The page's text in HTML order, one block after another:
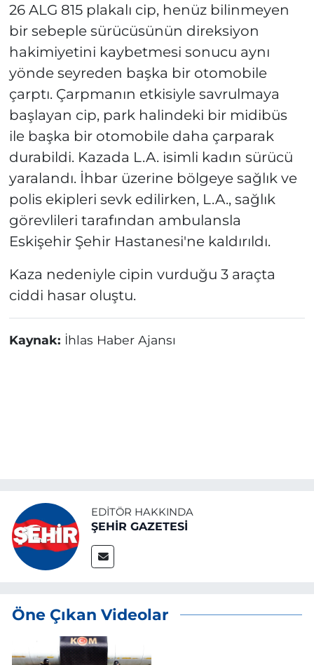
26 ALG 815 plakalı cip, henüz bilinmeyen
bir sebeple sürücüsünün direksiyon
hakimiyetini kaybetmesi sonucu aynı
yönde seyreden başka bir otomobile
çarptı. Çarpmanın etkisiyle savrulmaya
başlayan cip, park halindeki bir midibüs
ile başka bir otomobile daha çarparak
durabildi. Kazada L.A. isimli kadın sürücü
yaralandı. İhbar üzerine bölgeye sağlık ve
polis ekipleri sevk edilirken, L.A., sağlık
görevlileri tarafından ambulansla
Eskişehir Şehir Hastanesi'ne kaldırıldı.
Kaza nedeniyle cipin vurduğu 3 araçta
ciddi hasar oluştu.
Kaynak: İhlas Haber Ajansı
EDITÖR HAKKINDA
ŞEHİR GAZETESİ
Öne Çıkan Videolar